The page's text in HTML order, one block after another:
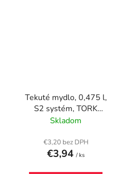
Tekuté mydlo, 0,475 l,
S2 systém, TORK
"Mini", jemne
Skladom
€3,20 bez DPH
€3,94 / ks